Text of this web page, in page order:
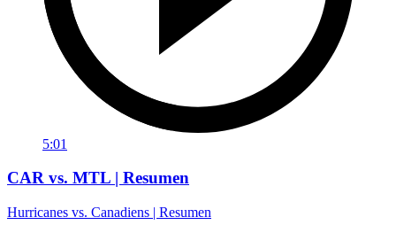
5:01
CAR vs. MTL | Resumen
Hurricanes vs. Canadiens | Resumen